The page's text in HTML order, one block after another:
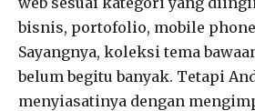
bisnis, portofolio, mobile
Sayangnya, koleksi tema
belum begitu banyak. Tetapi
menyiasatinya dengan